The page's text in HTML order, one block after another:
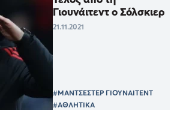
Γιουνάιτεντ ο Σόλσκιερ
21.11.2021
#ΜΑΝΤΣΕΣΤΕΡ ΓΙΟΥΝΑΙΤΕΝΤ
#ΑΘΛΗΤΙΚΑ